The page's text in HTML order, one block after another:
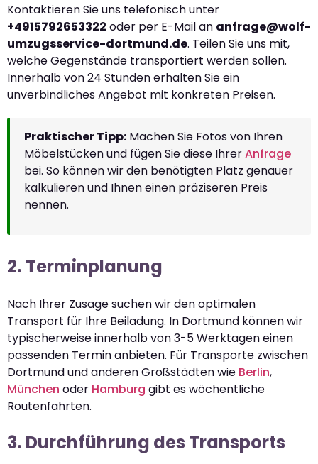
Kontaktieren Sie uns telefonisch unter
+4915792653322 oder per E-Mail an anfrage@wolf-
umzugsservice-dortmund.de. Teilen Sie uns mit,
welche Gegenstände transportiert werden sollen.
Innerhalb von 24 Stunden erhalten Sie ein
unverbindliches Angebot mit konkreten Preisen.
Praktischer Tipp: Machen Sie Fotos von Ihren
Möbelstücken und fügen Sie diese IhrerAnfrage
bei. So können wir den benötigten Platz genauer
kalkulieren und Ihnen einen präziseren Preis
nennen.
2. Terminplanung
Nach Ihrer Zusage suchen wir den optimalen
Transport für Ihre Beiladung. In Dortmund können wir
typischerweise innerhalb von 3-5 Werktagen einen
passenden Termin anbieten. Für Transporte zwischen
Dortmund und anderen Großstädten wie Berlin,
München oder Hamburg gibt es wöchentliche
Routenfahrten.
3. Durchführung des Transports